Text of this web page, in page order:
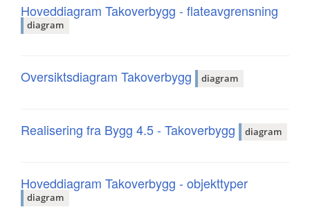
Hoveddiagram Takoverbygg - flateavgrensning
diagram
Oversiktsdiagram Takoverbygg diagram
Realisering fra Bygg 4.5 - Takoverbygg diagram
Hoveddiagram Takoverbygg - objekttyper
diagram